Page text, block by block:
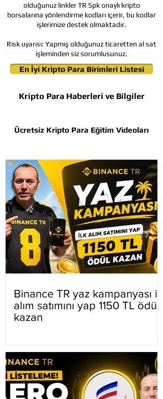
Ücretsiz Kripto Para Eğitim Videoları
Kripto Para Haberleri ve Bilgiler
En İyi Kripto Para Birimleri Listesi
Binance TR yaz kampanyası ilk
alım satımını yap 1150 TL ödül
kazan
olduğunuz linkler TR Spk onaylı kripto
borsalarına yönlendirme kodları içerir, bu kodlar
işlerimize destek olmaktadır.
Risk uyarısı: Yapmış olduğunuz ticaretten al sat
işleminden siz sorumlusunuz.